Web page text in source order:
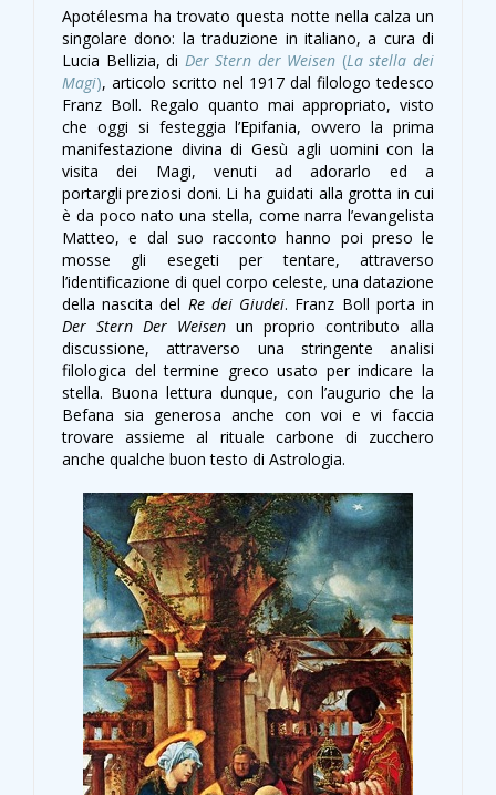
Apotélesma ha trovato questa notte nella calza un
singolare dono: la traduzione in italiano, a cura di
Lucia Bellizia, di Der Stern der Weisen (La stella dei
Magi), articolo scritto nel 1917 dal filologo tedesco
Franz Boll. Regalo quanto mai appropriato, visto
che oggi si festeggia l’Epifania, ovvero la prima
manifestazione divina di Gesù agli uomini con la
visita dei Magi, venuti ad adorarlo ed a
portargli preziosi doni. Li ha guidati alla grotta in cui
è da poco nato una stella, come narra l’evangelista
Matteo, e dal suo racconto hanno poi preso le
mosse gli esegeti per tentare, attraverso
l’identificazione di quel corpo celeste, una datazione
della nascita del Re dei Giudei. Franz Boll porta in
Der Stern Der Weisen un proprio contributo alla
discussione, attraverso una stringente analisi
filologica del termine greco usato per indicare la
stella. Buona lettura dunque, con l’augurio che la
Befana sia generosa anche con voi e vi faccia
trovare assieme al rituale carbone di zucchero
anche qualche buon testo di Astrologia.